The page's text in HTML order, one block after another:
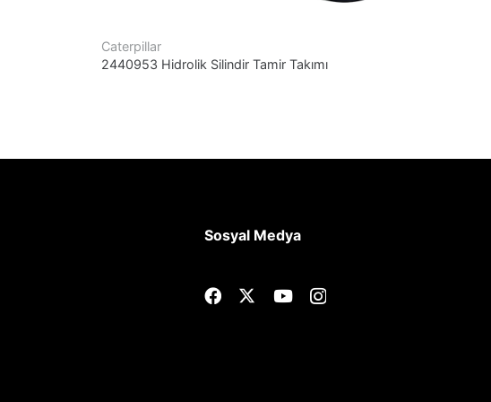
Caterpillar
2440953 Hidrolik Silindir Tamir Takımı
Sosyal Medya